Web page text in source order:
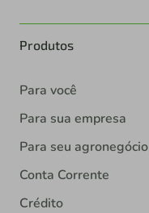
Produtos
Para você
Para sua empresa
Para seu agronegócio
Conta Corrente
Crédito